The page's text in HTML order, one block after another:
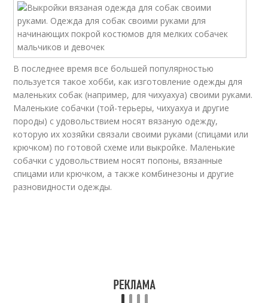
В последнее время все большей популярностью
пользуется такое хобби, как изготовление одежды для
маленьких собак (например, для чихуахуа) своими руками.
Маленькие собачки (той-терьеры, чихуахуа и другие
породы) с удовольствием носят вязаную одежду,
которую их хозяйки связали своими руками (спицами или
крючком) по готовой схеме или выкройке. Маленькие
собачки с удовольствием носят попоны, вязанные
спицами или крючком, а также комбинезоны и другие
разновидности одежды.